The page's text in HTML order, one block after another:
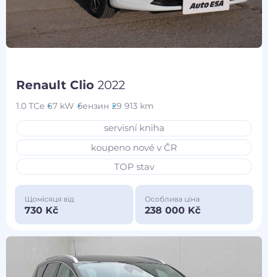
Renault Clio2022
1.0 TCe 67 kW бензин 29 913 km
servisní kniha
koupeno nové v ČR
TOP stav
Щомісяця від
730 Kč
Особлива ціна
238 000 Kč